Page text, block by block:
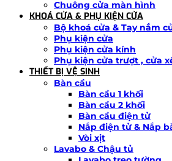
Chuông cửa màn hình
KHOÁ CỬA & PHỤ KIỆN CỬA
Bộ khoá cửa & Tay nắm
Phụ kiện cửa
Phụ kiện cửa kính
Phụ kiện cửa trượt , cửa
THIẾT BỊ VỆ SINH
Bàn cầu
Bàn cầu 1 khối
Bàn cầu 2 khối
Bàn cầu điện tử
Nắp điện tử & Nắp
Vòi xịt
Lavabo & Chậu tủ